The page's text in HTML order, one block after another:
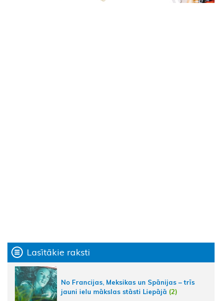
Lasītākie raksti
No Francijas, Meksikas un Spānijas – trīs
jauni ielu mākslas stāsti Liepājā (2)